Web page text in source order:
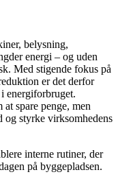
belysning,
energi – og uden
Med stigende fokus på
er det derfor
energiforbruget.
spare penge, men
og styrke virksomhedens
interne rutiner, der
på byggepladsen.